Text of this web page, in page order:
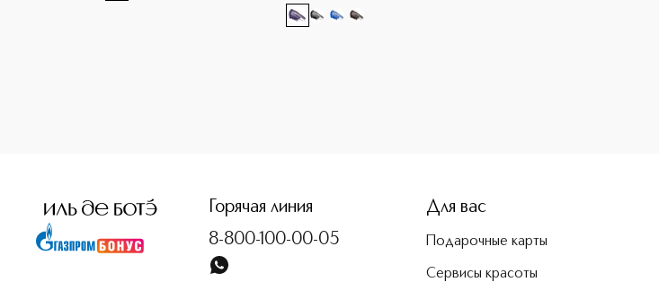
Горячая линия
8-800-100-00-05
Для вас
Подарочные карты
Сервисы красоты